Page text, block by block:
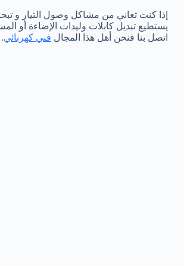
إذا كنت تعاني من مشاكل وصول التيار و
يستطيع تبديل كابلات وليدات الإضاءة أو
اتصل بنا فنحن أهل هذا المجال فني كهربائي.